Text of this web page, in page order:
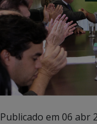
Publicado em 06 abr